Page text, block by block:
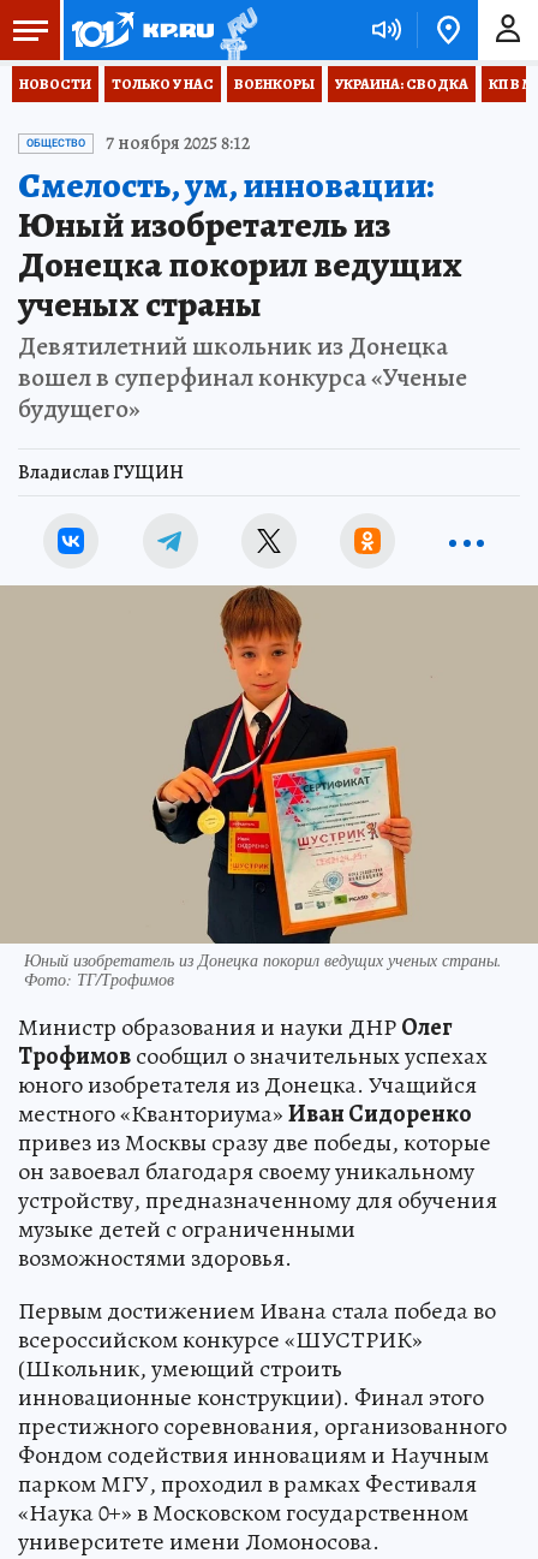
НОВОСТИ ТОЛЬКО У НАС ВОЕНКОРЫ УКРАИНА: СВОДКА КП В
ОБЩЕСТВО 7 ноября 2025 8:12
Смелость, ум, инновации:
Юный изобретатель из
Донецка покорил ведущих
ученых страны
Девятилетний школьник из Донецка
вошел в суперфинал конкурса «Ученые
будущего»
Владислав ГУЩИН
Юный изобретатель из Донецка покорил ведущих ученых страны.
Фото: ТГ/Трофимов
Министр образования и науки ДНРОлег
Трофимовсообщил о значительных успехах
юного изобретателя из Донецка. Учащийся
местного «Кванториума»Иван Сидоренко
привез из Москвы сразу две победы, которые
он завоевал благодаря своему уникальному
устройству, предназначенному для обучения
музыке детей с ограниченными
возможностями здоровья.
Первым достижением Ивана стала победа во
всероссийском конкурсе «ШУСТРИК»
(Школьник, умеющий строить
инновационные конструкции). Финал этого
престижного соревнования, организованного
Фондом содействия инновациям и Научным
парком МГУ, проходил в рамках Фестиваля
«Наука 0+» в Московском государственном
университете имени Ломоносова.